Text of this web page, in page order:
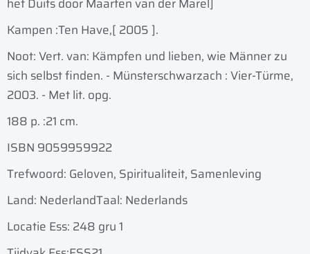
het Duits door Maarten van der Marel]
Kampen :Ten Have,[ 2005 ].
Noot: Vert. van: Kämpfen und lieben, wie Männer zu
sich selbst finden. - Münsterschwarzach : Vier-Türme,
2003. - Met lit. opg.
188 p. :21 cm.
ISBN 9059959922
Trefwoord: Geloven, Spiritualiteit, Samenleving
Land: NederlandTaal: Nederlands
Locatie Ess: 248 gru 1